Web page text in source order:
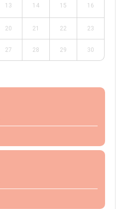
13 14 15 16
20 21 22 23
27 28 29 30